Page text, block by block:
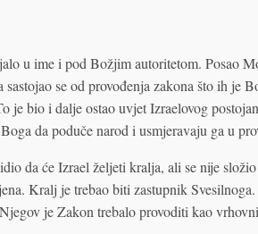
u ime i pod Božjim autoritetom. Posao
sastojao se od provođenja zakona što ih je
je bio i dalje ostao uvjet Izraelovog
da poduče narod i usmjeravaju ga u
da će Izrael željeti kralja, ali se nije
Kralj je trebao biti zastupnik
je Zakon trebalo provoditi kao